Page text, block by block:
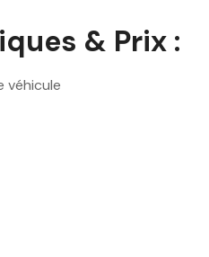
& Prix :
véhicule